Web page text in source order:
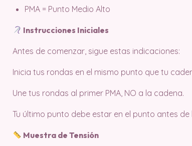
PMA = Punto Medio Alto
Instrucciones Iniciales
Antes de comenzar, sigue estas indicaciones:
Inicia tus rondas en el mismo punto que tu
Une tus rondas al primer PMA, NO a la cadena.
Tu último punto debe estar en el punto antes de
Muestra de Tensión